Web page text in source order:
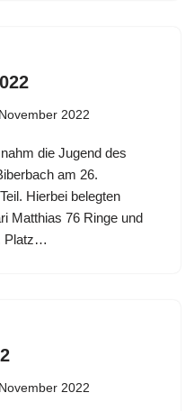
2022
die Jugend des
am 26.
Hierbei belegten
Matthias 76 Ringe und
Platz…
2022